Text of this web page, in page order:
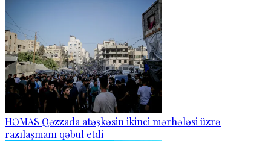
HƏMAS Qəzzada atəşkəsin ikinci mərhələsi üzrə
razılaşmanı qəbul etdi